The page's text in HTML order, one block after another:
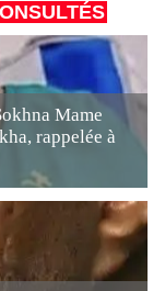
Mame
rappelée à